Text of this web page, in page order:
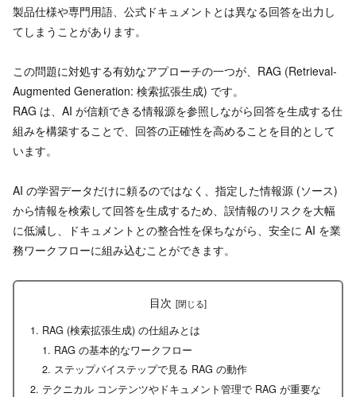
製品仕様や専門用語、公式ドキュメントとは異なる回答を出力し
てしまうことがあります。
この問題に対処する有効なアプローチの一つが、RAG (Retrieval-
Augmented Generation: 検索拡張生成) です。
RAG は、AI が信頼できる情報源を参照しながら回答を生成する仕
組みを構築することで、回答の正確性を高めることを目的として
います。
AI の学習データだけに頼るのではなく、指定した情報源 (ソース)
から情報を検索して回答を生成するため、誤情報のリスクを大幅
に低減し、ドキュメントとの整合性を保ちながら、安全に AI を業
務ワークフローに組み込むことができます。
目次
RAG (検索拡張生成) の仕組みとは
RAG の基本的なワークフロー
ステップバイステップで見る RAG の動作
テクニカル コンテンツやドキュメント管理で RAG が重要な